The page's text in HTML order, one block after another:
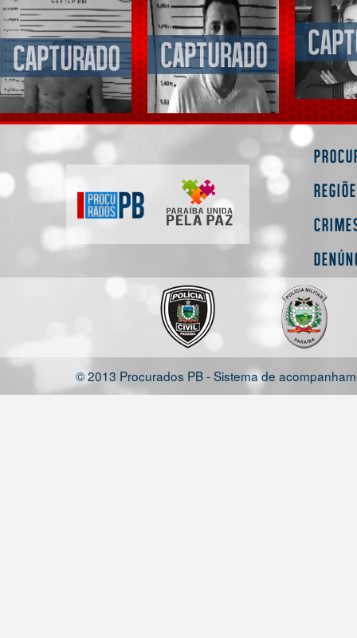
© 2013 Procurados PB - Sistema de